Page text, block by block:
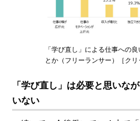
「学び直し」による仕事への
とか（フリーランサー）［ク
「学び直し」は必要と思いな
いない